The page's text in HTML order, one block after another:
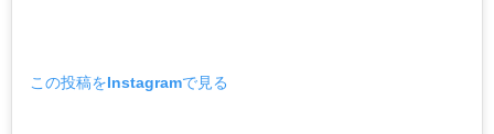
この投稿をInstagramで見る